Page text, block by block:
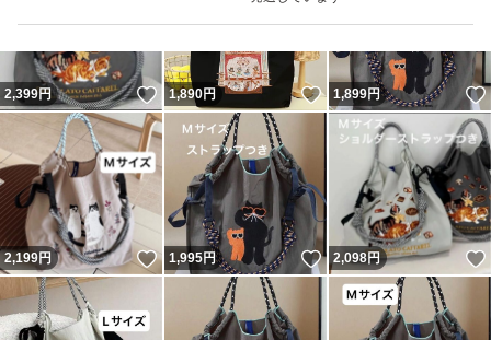
2,399円 いいね！
1,890円 いいね！
1,899円
2,199円 いいね！
1,995円 いいね！
2,098円